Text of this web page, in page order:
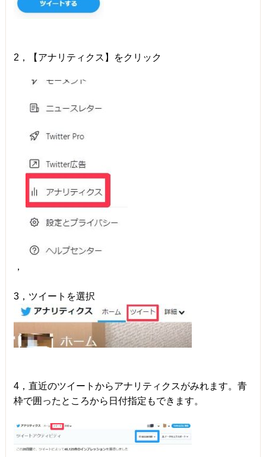
2，【アナリティクス】をクリック
，
3，ツイートを選択
4，直近のツイートからアナリティクスがみれます。青
枠で囲ったところから日付指定もできます。